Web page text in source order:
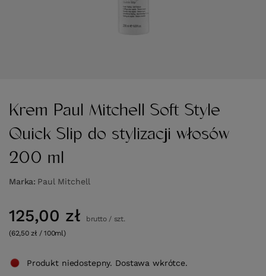
Krem Paul Mitchell Soft Style
Quick Slip do stylizacji włosów
200 ml
Marka Paul Mitchell
125,00 zł brutto/ szt.
(62,50 zł / 100ml)
Produkt niedostepny. Dostawa wkrótce.